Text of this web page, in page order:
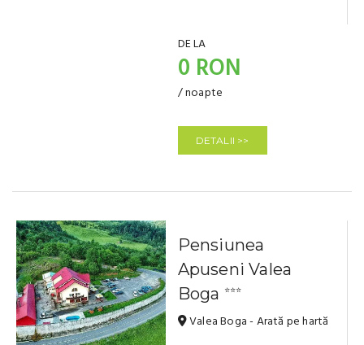
DE LA
0 RON
/ noapte
DETALII >>
Pensiunea
Apuseni Valea
Boga
⭐⭐⭐
Valea Boga - Arată pe hartă